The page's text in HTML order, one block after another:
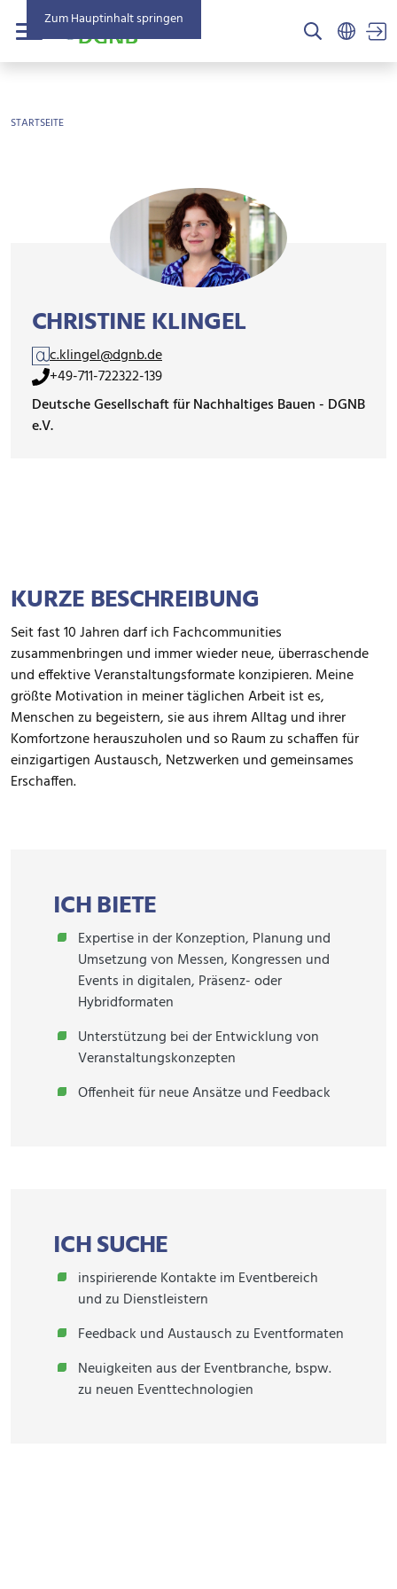
Zum Hauptinhalt springen
Menü
BROTKRÜMEL
STARTSEITE
CHRISTINE KLINGEL
c.klingel@dgnb.de
+49-711-722322-139
Deutsche Gesellschaft für Nachhaltiges Bauen - DGNB
e.V.
KURZE BESCHREIBUNG
Seit fast 10 Jahren darf ich Fachcommunities
zusammenbringen und immer wieder neue, überraschende
und effektive Veranstaltungsformate konzipieren. Meine
größte Motivation in meiner täglichen Arbeit ist es,
Menschen zu begeistern, sie aus ihrem Alltag und ihrer
Komfortzone herauszuholen und so Raum zu schaffen für
einzigartigen Austausch, Netzwerken und gemeinsames
Erschaffen.
ICH BIETE
Expertise in der Konzeption, Planung und
Umsetzung von Messen, Kongressen und
Events in digitalen, Präsenz- oder
Hybridformaten
Unterstützung bei der Entwicklung von
Veranstaltungskonzepten
Offenheit für neue Ansätze und Feedback
ICH SUCHE
inspirierende Kontakte im Eventbereich
und zu Dienstleistern
Feedback und Austausch zu Eventformaten
Neuigkeiten aus der Eventbranche, bspw.
zu neuen Eventtechnologien